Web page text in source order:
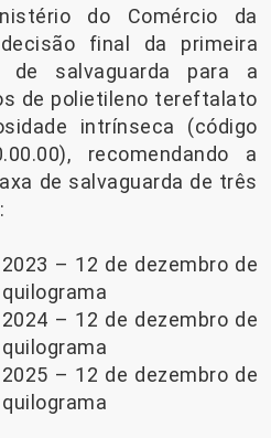
do Comércio da
final da primeira
de salvaguarda para a
de polietileno tereftalato
intrínseca (código
recomendando a
de salvaguarda de três
– 12 de dezembro de
quilograma
– 12 de dezembro de
quilograma
– 12 de dezembro de
quilograma